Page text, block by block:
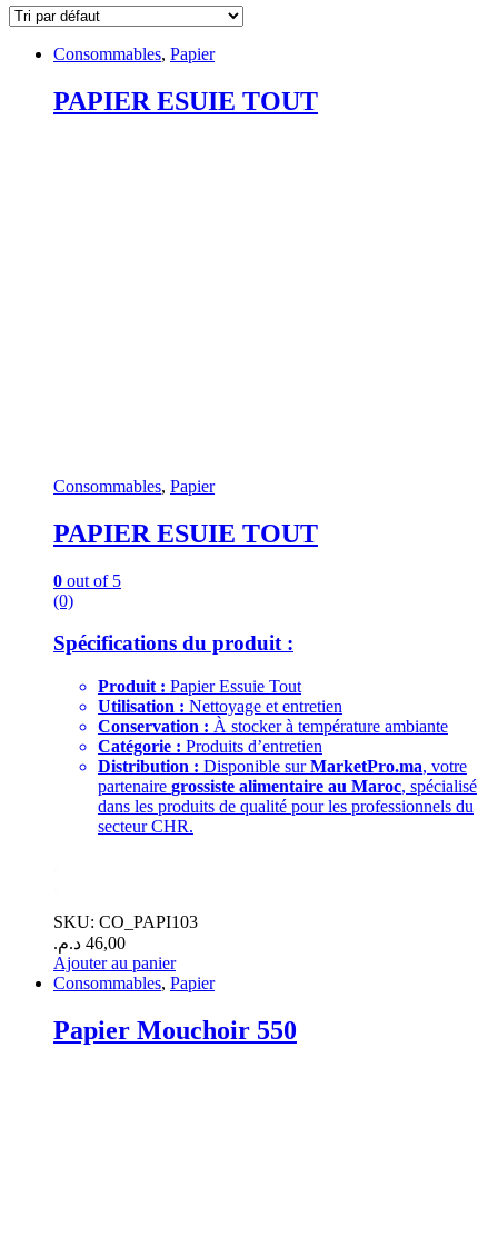
Consommables, Papier
PAPIER ESUIE TOUT
Consommables, Papier
PAPIER ESUIE TOUT
0 out of 5
(0)
Spécifications du produit :
Produit : Papier Essuie Tout
Utilisation : Nettoyage et entretien
Conservation : À stocker à température ambiante
Catégorie : Produits d’entretien
Distribution : Disponible surMarketPro.ma, votre
partenaire grossiste alimentaire au Maroc, spécialisé
dans les produits de qualité pour les professionnels du
secteur CHR.
SKU: CO_PAPI103
46,00 د.م.
Ajouter au panier
Consommables, Papier
Papier Mouchoir 550